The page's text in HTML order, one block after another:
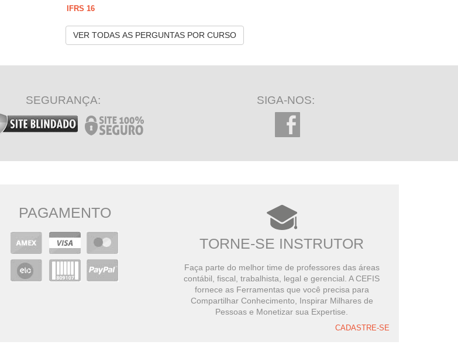
IFRS 16
VER TODAS AS PERGUNTAS POR CURSO
SEGURANÇA: SIGA-NOS:
PAGAMENTO
TORNE-SE INSTRUTOR
Faça parte do melhor time de professores das áreas
contábil, fiscal, trabalhista, legal e gerencial. A CEFIS
fornece as Ferramentas que você precisa para
Compartilhar Conhecimento, Inspirar Milhares de
Pessoas e Monetizar sua Expertise.
CADASTRE-SE